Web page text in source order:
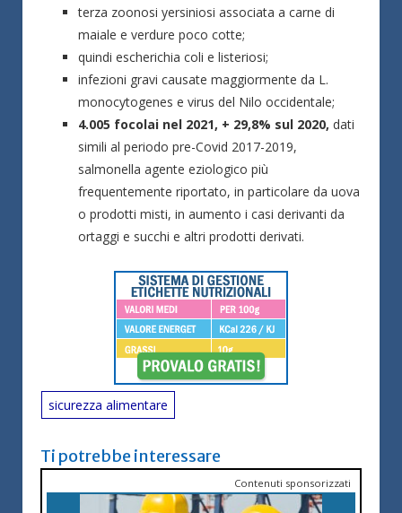
terza zoonosi yersiniosi associata a carne di
maiale e verdure poco cotte;
quindi escherichia coli e listeriosi;
infezioni gravi causate maggiormente da L.
monocytogenes e virus del Nilo occidentale;
4.005 focolai nel 2021, + 29,8% sul 2020, dati
simili al periodo pre-Covid 2017-2019,
salmonella agente eziologico più
frequentemente riportato, in particolare da uova
o prodotti misti, in aumento i casi derivanti da
ortaggi e succhi e altri prodotti derivati.
sicurezza alimentare
Ti potrebbe interessare
Contenuti sponsorizzati